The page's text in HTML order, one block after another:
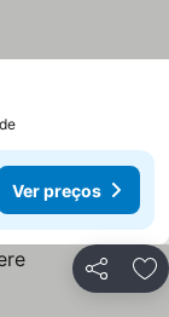
Ver preços
Partilhar